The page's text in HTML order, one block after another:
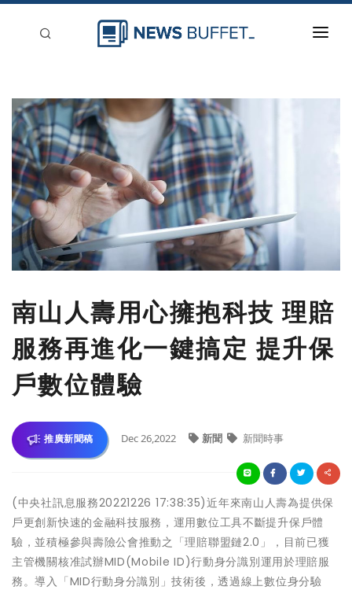
新聞稿分類
登入
刊登
南山人壽用心擁抱科技 理賠
服務再進化一鍵搞定 提升保
戶數位體驗
推廣新聞稿 Dec 26,2022 新聞 新聞時事
(中央社訊息服務20221226 17:38:35)近年來南山人壽為提供保
戶更創新快速的金融科技服務，運用數位工具不斷提升保戶體
驗，並積極參與壽險公會推動之「理賠聯盟鏈2.0」，目前已獲
主管機關核准試辦MID(Mobile ID)行動身分識別運用於理賠服
務。導入「MID行動身分識別」技術後，透過線上數位身分驗